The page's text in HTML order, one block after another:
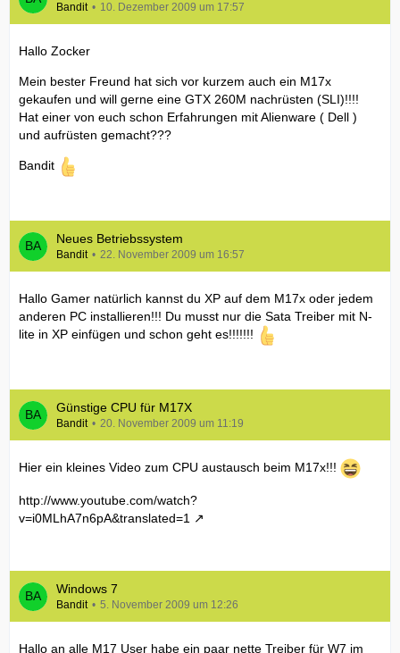
Bandit 10. Dezember 2009 um 17:57
Hallo Zocker
Mein bester Freund hat sich vor kurzem auch ein M17x
gekaufen und will gerne eine GTX 260M nachrüsten (SLI)!!!!
Hat einer von euch schon Erfahrungen mit Alienware ( Dell )
und aufrüsten gemacht???
Bandit
Neues Betriebssystem
Bandit 22. November 2009 um 16:57
Hallo Gamer natürlich kannst du XP auf dem M17x oder jedem
anderen PC installieren!!! Du musst nur die Sata Treiber mit N-
lite in XP einfügen und schon geht es!!!!!!!
Günstige CPU für M17X
Bandit 20. November 2009 um 11:19
Hier ein kleines Video zum CPU austausch beim M17x!!!
http://www.youtube.com/watch?
v=i0MLhA7n6pA&translated=1
Windows 7
Bandit 5. November 2009 um 12:26
Hallo an alle M17 User habe ein paar nette Treiber für W7 im